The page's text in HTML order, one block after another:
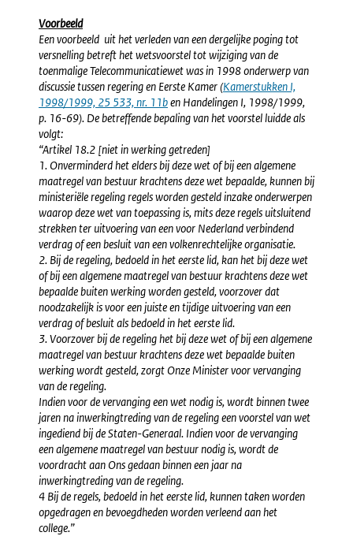
Voorbeeld
Een voorbeeld uit het verleden van een dergelijke poging tot
versnelling betreft het wetsvoorstel tot wijziging van de
toenmalige Telecommunicatiewet was in 1998 onderwerp van
discussie tussen regering en Eerste Kamer (Externe
link:
Kamerstukken I,
1998/1999, 25 533, nr. 11ben Handelingen I, 1998/1999,
p. 16-69). De betreffende bepaling van het voorstel luidde als
volgt:
“Artikel 18.2 [niet in werking getreden]
1. Onverminderd het elders bij deze wet of bij een algemene
maatregel van bestuur krachtens deze wet bepaalde, kunnen bij
ministeriële regeling regels worden gesteld inzake onderwerpen
waarop deze wet van toepassing is, mits deze regels uitsluitend
strekken ter uitvoering van een voor Nederland verbindend
verdrag of een besluit van een volkenrechtelijke organisatie.
2. Bij de regeling, bedoeld in het eerste lid, kan het bij deze wet
of bij een algemene maatregel van bestuur krachtens deze wet
bepaalde buiten werking worden gesteld, voorzover dat
noodzakelijk is voor een juiste en tijdige uitvoering van een
verdrag of besluit als bedoeld in het eerste lid.
3. Voorzover bij de regeling het bij deze wet of bij een algemene
maatregel van bestuur krachtens deze wet bepaalde buiten
werking wordt gesteld, zorgt Onze Minister voor vervanging
van de regeling.
Indien voor de vervanging een wet nodig is, wordt binnen twee
jaren na inwerkingtreding van de regeling een voorstel van wet
ingediend bij de Staten-Generaal. Indien voor de vervanging
een algemene maatregel van bestuur nodig is, wordt de
voordracht aan Ons gedaan binnen een jaar na
inwerkingtreding van de regeling.
4 Bij de regels, bedoeld in het eerste lid, kunnen taken worden
opgedragen en bevoegdheden worden verleend aan het
college.”